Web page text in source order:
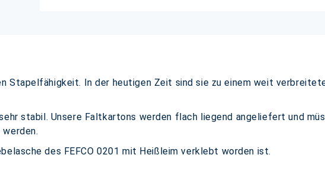
Stapelfähigkeit. In der heutigen Zeit sind sie zu einem weit
stabil. Unsere Faltkartons werden flach liegend angeliefert und
des FEFCO 0201 mit Heißleim verklebt worden ist.